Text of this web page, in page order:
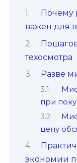
Почему
важен для
техосмотра
Разве
при
цену
экономии